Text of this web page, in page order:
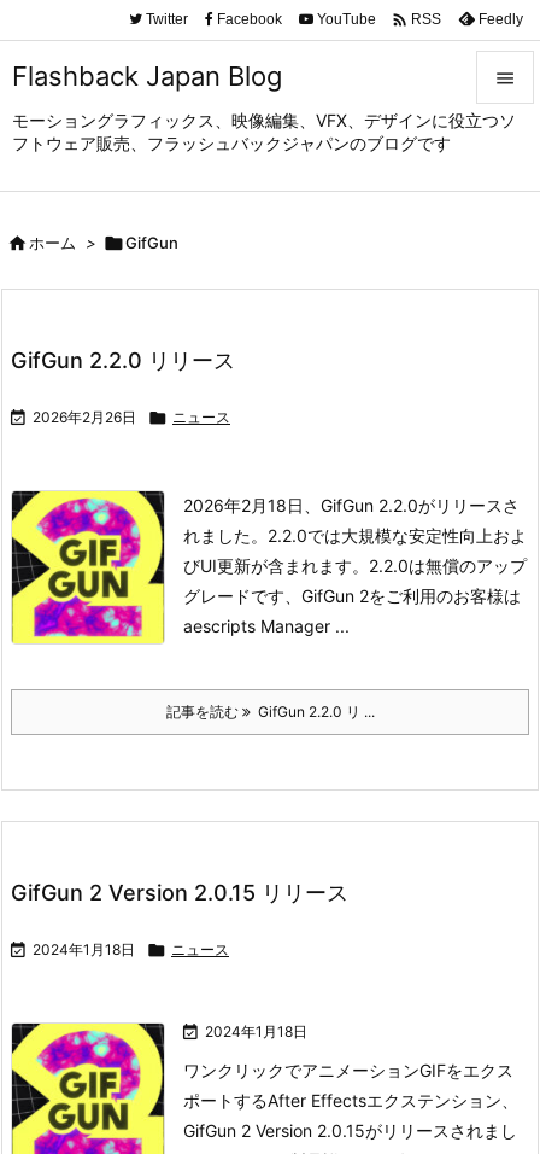
Flashback Japan Blog
モーショングラフィックス、映像編集、VFX、デザインに役立つソ
フトウェア販売、フラッシュバックジャパンのブログです



Twitter Facebook YouTube  RSS Feedly
ホーム > GifGun
GifGun 2.2.0 リリース
 2026年2月26日  ニュース
2026年2月18日、GifGun 2.2.0がリリースさ
れました。2.2.0では大規模な安定性向上およ
びUI更新が含まれます。2.2.0は無償のアップ
グレードです、GifGun 2をご利用のお客様は
aescripts Manager ...
記事を読む GifGun 2.2.0 リ ...
GifGun 2 Version 2.0.15 リリース
 2024年1月18日  ニュース
 2024年1月18日
ワンクリックでアニメーションGIFをエクス
ポートするAfter Effectsエクステンション、
GifGun 2 Version 2.0.15がリリースされまし